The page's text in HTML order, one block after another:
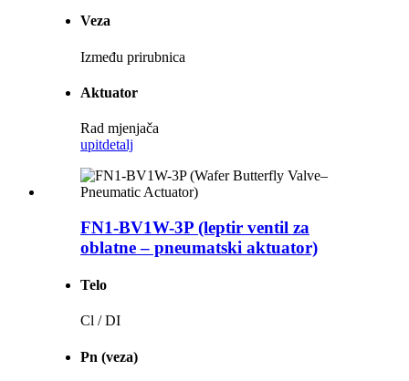
Veza
Između prirubnica
Aktuator
Rad mjenjača
upitdetalj
FN1-BV1W-3P (leptir ventil za
oblatne – pneumatski aktuator)
Telo
Cl / DI
Pn (veza)